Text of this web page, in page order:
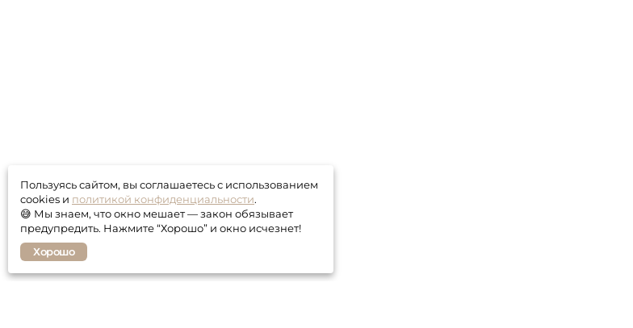
Пользуясь сайтом, вы соглашаетесь с использованием
cookies и политикой конфиденциальности.
😅 Мы знаем, что окно мешает — закон обязывает
предупредить. Нажмите “Хорошо” и окно исчезнет!
Хорошо